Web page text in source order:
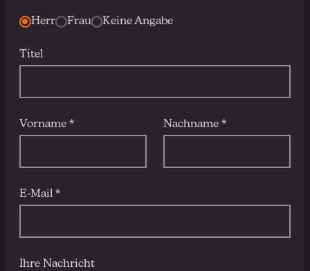
Herr Frau Keine Angabe
Titel
Vorname * Nachname *
E-Mail *
Ihre Nachricht